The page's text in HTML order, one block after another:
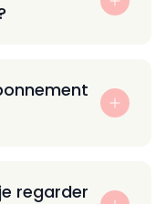
regarder